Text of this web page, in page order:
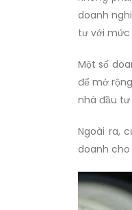
doanh
tư với mức
Một số
để mở
nhà đầu
Ngoài ra,
doanh cho